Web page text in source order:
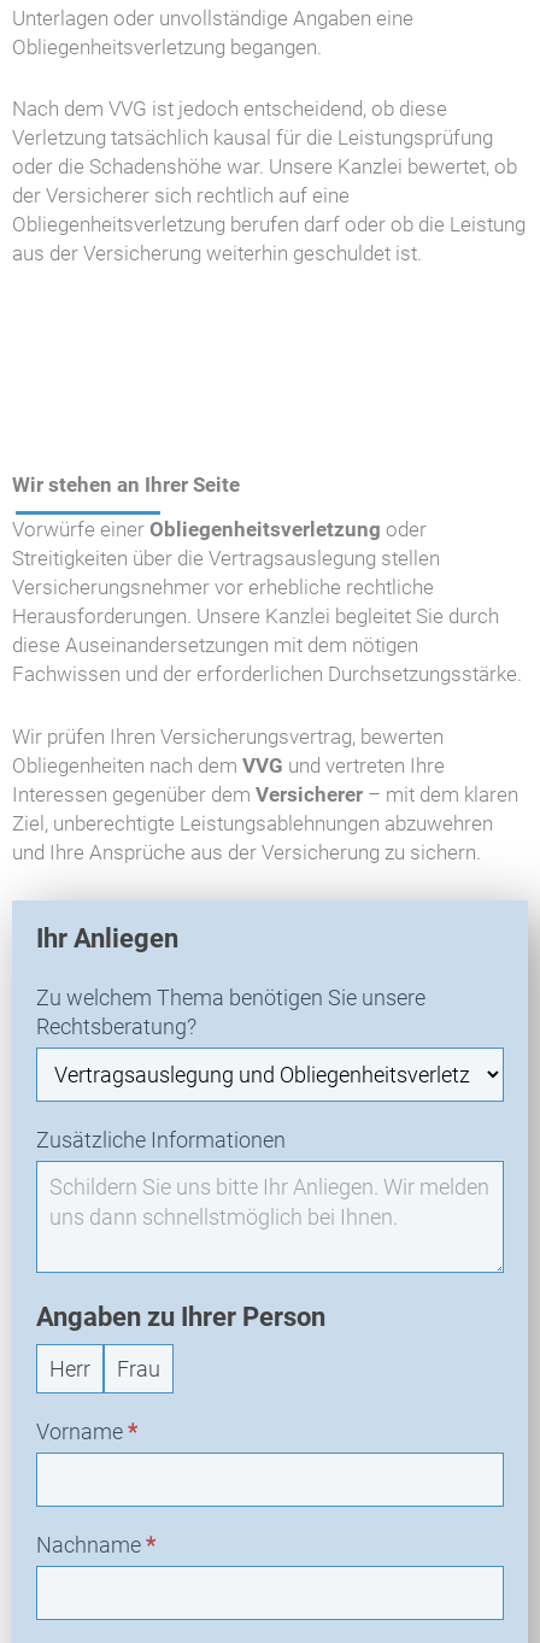
Unterlagen oder unvollständige Angaben eine
Obliegenheitsverletzung begangen.
Nach dem VVG ist jedoch entscheidend, ob diese
Verletzung tatsächlich kausal für die Leistungsprüfung
oder die Schadenshöhe war. Unsere Kanzlei bewertet, ob
der Versicherer sich rechtlich auf eine
Obliegenheitsverletzung berufen darf oder ob die Leistung
aus der Versicherung weiterhin geschuldet ist.
Wir stehen an Ihrer Seite
Vorwürfe einer Obliegenheitsverletzung oder
Streitigkeiten über die Vertragsauslegung stellen
Versicherungsnehmer vor erhebliche rechtliche
Herausforderungen. Unsere Kanzlei begleitet Sie durch
diese Auseinandersetzungen mit dem nötigen
Fachwissen und der erforderlichen Durchsetzungsstärke.
Wir prüfen Ihren Versicherungsvertrag, bewerten
Obliegenheiten nach dem VVG und vertreten Ihre
Interessen gegenüber dem Versicherer – mit dem klaren
Ziel, unberechtigte Leistungsablehnungen abzuwehren
und Ihre Ansprüche aus der Versicherung zu sichern.
E
-
N
n
Ihr Anliegen
Zu welchem Thema benötigen Sie unsere
Rechtsberatung?
Zusätzliche Informationen
Angaben zu Ihrer Person
Herr Frau
Vorname*
Nachname*